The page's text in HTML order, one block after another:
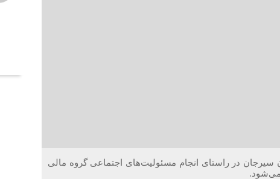
آموزشی کیمیای دانش 32 شهرستان سیرجان در راستای انجام مسئولیت‌های اجتماعی گروه مالی
می‌شود.